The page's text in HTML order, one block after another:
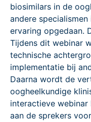
biosimilars in de
andere
ervaring opgedaan.
Tijdens dit webinar
technische
implementatie bij
Daarna wordt de
oogheelkundige
interactieve webinar
aan de sprekers